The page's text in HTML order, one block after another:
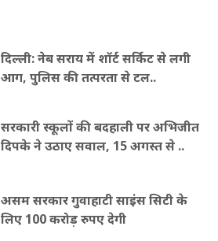
दिल्ली: नेब सराय में शॉर्ट सर्किट से लगी
आग, पुलिस की तत्परता से टल..
सरकारी स्कूलों की बदहाली पर अभिजीत
दिपके ने उठाए सवाल, 15 अगस्त से ..
असम सरकार गुवाहाटी साइंस सिटी के
लिए 100 करोड़ रुपए देगी